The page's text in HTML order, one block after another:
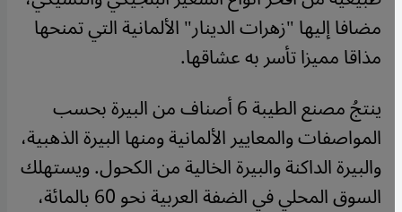
مضافا إليها "زهرات الدينار" الألمانية التي تمنحها
مذاقا مميزا تأسر به عشاقها.
ينتجُ مصنع الطيبة 6 أصناف من البيرة بحسب
المواصفات والمعايير الألمانية ومنها البيرة الذهبية،
والبيرة الداكنة والبيرة الخالية من الكحول. ويستهلك
السوق المحلي في الضفة العربية نحو 60 بالمائة،